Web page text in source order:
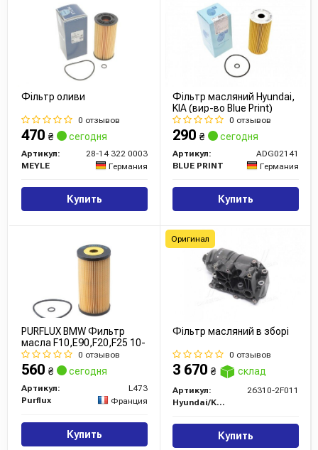
Фільтр оливи
0 отзывов
470 ₴ сегодня
Артикул:
28-14 322 0003
MEYLE
Германия
Купить
Фільтр масляний Hyundai,
KIA (вир-во Blue Print)
0 отзывов
290 ₴ сегодня
Артикул:
ADG02141
BLUE PRINT
Германия
Купить
PURFLUX BMW Фильтр
масла F10,E90,F20,F25 10-
0 отзывов
560 ₴ сегодня
Артикул:
L473
Purflux
Франция
Купить
Фільтр масляний в зборі
0 отзывов
3 670 ₴ склад
Артикул:
26310-2F011
Hyundai/Kia/Mobis
Купить
Оригинал